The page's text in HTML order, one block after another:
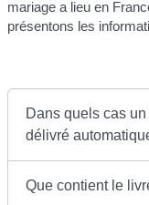
mariage a lieu en
présentons les
Dans quels cas
délivré
Que contient le